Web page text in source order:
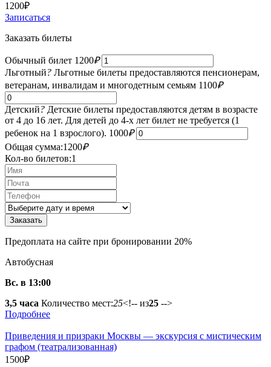
1200₽
Записаться
Заказать билеты
Обычный билет 1200₽
Льготный? Льготные билеты предоставляются пенсионерам,
ветеранам, инвалидам и многодетным семьям 1100₽
Детский? Детские билеты предоставляются детям в возрасте
от 4 до 16 лет. Для детей до 4-х лет билет не требуется (1
ребенок на 1 взрослого). 1000₽
Общая сумма:1200₽
Кол-во билетов:1
Предоплата на сайте при бронировании 20%
Автобусная
Вс. в 13:00
3,5 часа Количество мест:25<!-- из25 -->
Подробнее
Приведения и призраки Москвы — экскурсия с мистическим
графом (театрализованная)
1500₽